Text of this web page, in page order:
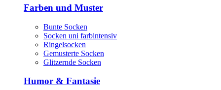
Farben und Muster
Bunte Socken
Socken uni farbintensiv
Ringelsocken
Gemusterte Socken
Glitzernde Socken
Humor & Fantasie